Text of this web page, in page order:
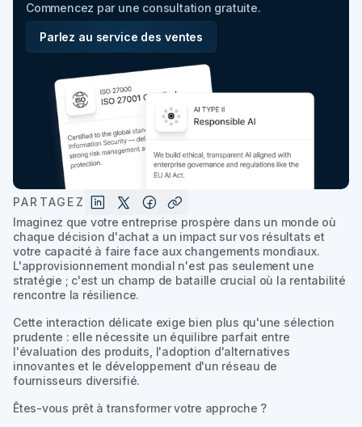
Commencez par une consultation gratuite.
Parlez au service des ventes
PARTAGEZ
Imaginez que votre entreprise prospère dans un monde où
chaque décision d'achat a un impact sur vos résultats et
votre capacité à faire face aux changements mondiaux.
L'approvisionnement mondial n'est pas seulement une
stratégie ; c'est un champ de bataille crucial où la rentabilité
rencontre la résilience.
Cette interaction délicate exige bien plus qu'une sélection
prudente : elle nécessite un équilibre parfait entre
l'évaluation des produits, l'adoption d'alternatives
innovantes et le développement d'un réseau de
fournisseurs diversifié.
Êtes-vous prêt à transformer votre approche ?